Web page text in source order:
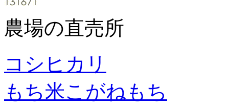
農場の直売所
コシヒカリ
もち米こがねもち